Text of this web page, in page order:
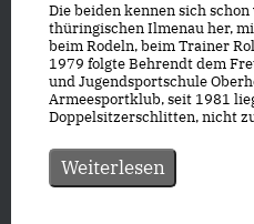
Die beiden kennen sich
thüringischen Ilmenau her,
beim Rodeln, beim Trainer
1979 folgte Behrendt dem
und Jugendsportschule
Armeesportklub, seit 1981
Doppelsitzerschlitten, nicht
Weiterlesen